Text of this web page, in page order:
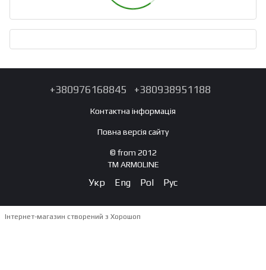
+380976168845 +380938951188
Контактна інформація
Повна версія сайту
© from 2012
TM ARMOLINE
Укр Eng Pol Рус
Інтернет-магазин створений з Хорошоп